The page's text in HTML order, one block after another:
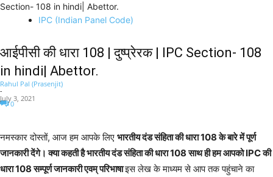
Section- 108 in hindi| Abettor.
IPC (Indian Panel Code)
आईपीसी की धारा 108 | दुष्प्रेरक | IPC Section- 108
in hindi| Abettor.
Rahul Pal (Prasenjit)
-
July 3, 2021
0
नमस्कार दोस्तों, आज हम आपके लिए भारतीय दंड संहिता की धारा 108 के बारे में पूर्ण
जानकारी देंगे। क्या कहती है भारतीय दंड संहिता की धारा 108 साथ ही हम आपको IPC की
धारा 108 सम्पूर्ण जानकारी एवम् परिभाषाइस लेख के माध्यम से आप तक पहुंचाने का